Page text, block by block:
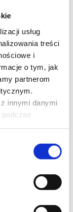
usług
treści
i
o tym, jak
partnerom
innymi danymi
ratunku,
Świstaka.
nim
sarkastyczny żółw